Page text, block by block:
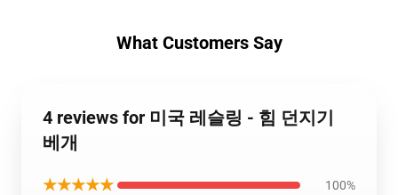
What Customers Say
4 reviews for 미국 레슬링 - 힘 던지기
베개
★★★★★ 100%